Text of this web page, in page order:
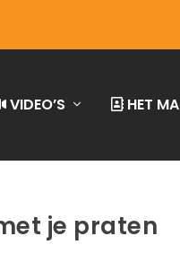
VIDEO’S HET
je praten